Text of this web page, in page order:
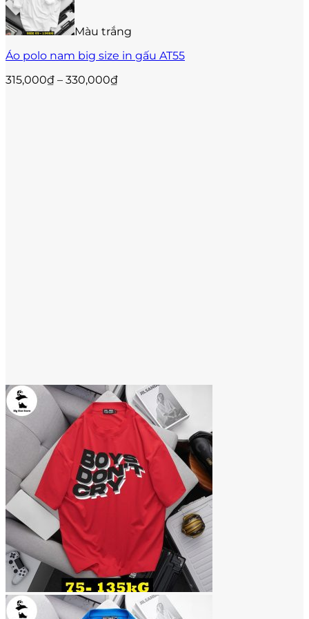
chọn
có
thể
chọn
trang
Màu trắng
Áo polo nam big size in gấu AT55
315,000₫ – 330,000₫Khoảng